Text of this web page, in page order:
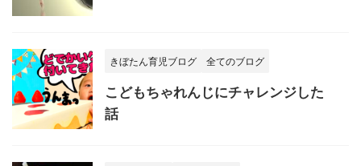
きぼたん育児ブログ 全てのブログ
こどもちゃれんじにチャレンジした
話